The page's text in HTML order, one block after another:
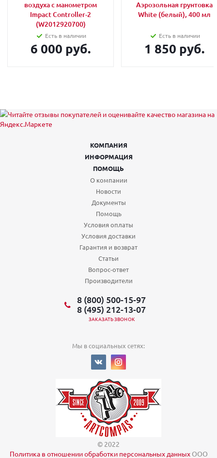
воздуха с манометром
Impact Controller-2
(W2012920700)
Есть в наличии
6 000 руб.
Аэрозольная грунтовка
White (белый), 400 мл
Есть в наличии
1 850 руб.
КОМПАНИЯ
ИНФОРМАЦИЯ
ПОМОЩЬ
О компании
Новости
Документы
Помощь
Условия оплаты
Условия доставки
Гарантия и возврат
Статьи
Вопрос-ответ
Производители
8 (800) 500-15-97
8 (495) 212-13-07
ЗАКАЗАТЬ ЗВОНОК
Мы в социальных сетях:
© 2022
Политика в отношении обработки персональных данныхООО